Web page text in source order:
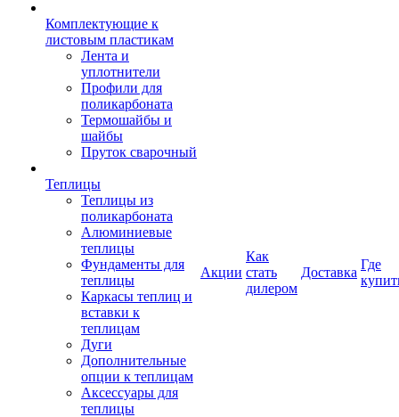
Комплектующие к
листовым пластикам
Лента и
уплотнители
Профили для
поликарбоната
Термошайбы и
шайбы
Пруток сварочный
Теплицы
Теплицы из
поликарбоната
Алюминиевые
теплицы
Фундаменты для
теплицы
Каркасы теплиц и
вставки к
теплицам
Дуги
Дополнительные
опции к теплицам
Аксессуары для
теплицы
Акции
Как
стать
дилером
Доставка
Где